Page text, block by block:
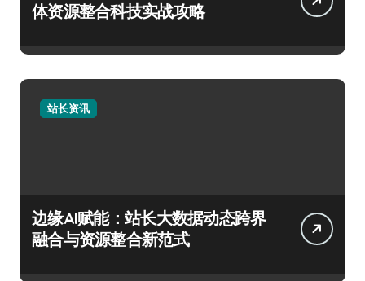
体资源整合科技实战攻略
站长资讯
边缘AI赋能：站长大数据动态跨界
融合与资源整合新范式